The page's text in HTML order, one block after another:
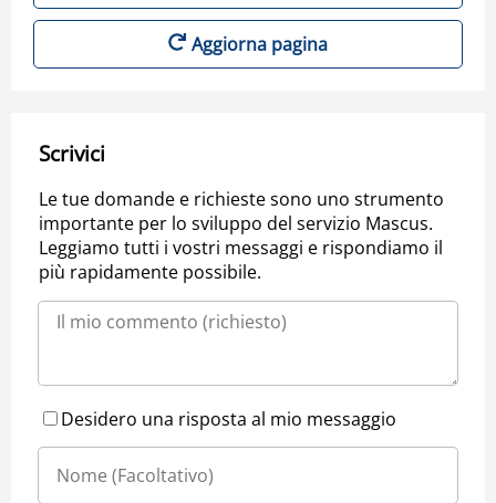
Aggiorna pagina
Scrivici
Le tue domande e richieste sono uno strumento
importante per lo sviluppo del servizio Mascus.
Leggiamo tutti i vostri messaggi e rispondiamo il
più rapidamente possibile.
Desidero una risposta al mio messaggio